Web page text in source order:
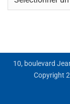
10, boulevard
Copyright